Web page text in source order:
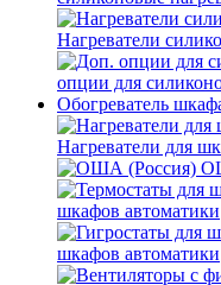
Нагреватели
опции для
Обогреватель
Нагреватели для
шкафов автоматики
шкафов автоматики